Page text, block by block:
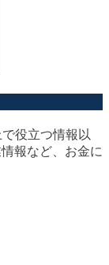
役立つ情報以
報など、お金に